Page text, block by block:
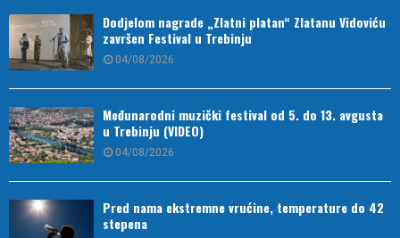
Dodjelom nagrade „Zlatni platan“ Zlatanu Vidoviću
završen Festival u Trebinju
04/08/2026
Međunarodni muzički festival od 5. do 13. avgusta
u Trebinju (VIDEO)
04/08/2026
Pred nama ekstremne vrućine, temperature do 42
stepena